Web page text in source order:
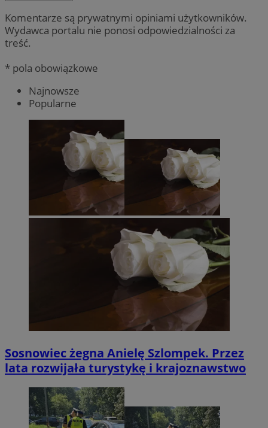
Komentarze są prywatnymi opiniami użytkowników.
Wydawca portalu nie ponosi odpowiedzialności za
treść.
* pola obowiązkowe
Najnowsze
Popularne
Sosnowiec żegna Anielę Szlompek. Przez
lata rozwijała turystykę i krajoznawstwo